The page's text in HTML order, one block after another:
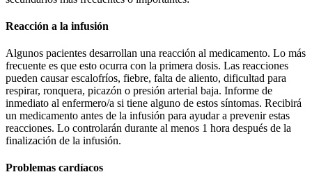
Reacción a la infusión
Algunos pacientes desarrollan una reacción al medicamento. Lo más
frecuente es que esto ocurra con la primera dosis. Las reacciones
pueden causar escalofríos, fiebre, falta de aliento, dificultad para
respirar, ronquera, picazón o presión arterial baja. Informe de
inmediato al enfermero/a si tiene alguno de estos síntomas. Recibirá
un medicamento antes de la infusión para ayudar a prevenir estas
reacciones. Lo controlarán durante al menos 1 hora después de la
finalización de la infusión.
Problemas cardíacos